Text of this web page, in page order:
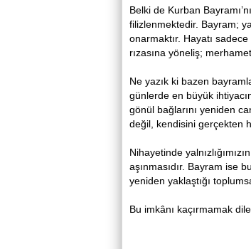
Belki de Kurban
filizlenmektedir. Bayram;
onarmaktır. Hayatı
rızasına yöneliş;
Ne yazık ki bazen
günlerde en büyük
gönül bağlarını yeniden
değil, kendisini gerçekten
Nihayetinde
aşınmasıdır. Bayram ise
yeniden yaklaştığı
Bu imkânı kaçırmamak